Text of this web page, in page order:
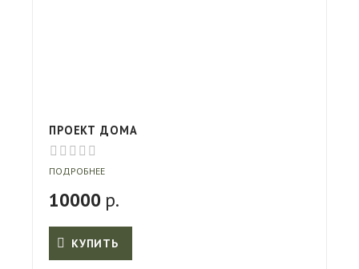
ПРОЕКТ ДОМА
ПОДРОБНЕЕ
10000 р.
КУПИТЬ